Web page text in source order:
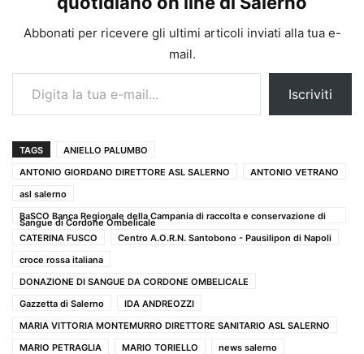
Abbonati per ricevere gli ultimi articoli inviati alla tua e-
mail.
Digita la tua e-mail...
Iscriviti
TAGS
ANIELLO PALUMBO
ANTONIO GIORDANO DIRETTORE ASL SALERNO
ANTONIO VETRANO
asl salerno
BaSCO Banca Regionale della Campania di raccolta e conservazione di
Sangue di Cordone Ombelicale
CATERINA FUSCO
Centro A.O.R.N. Santobono - Pausilipon di Napoli
croce rossa italiana
DONAZIONE DI SANGUE DA CORDONE OMBELICALE
Gazzetta di Salerno
IDA ANDREOZZI
MARIA VITTORIA MONTEMURRO DIRETTORE SANITARIO ASL SALERNO
MARIO PETRAGLIA
MARIO TORIELLO
news salerno